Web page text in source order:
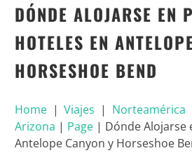
DÓNDE ALOJARSE EN
HOTELES EN
HORSESHOE BEND
Home|Viajes | Norteamérica
Arizona | Page| Dónde Alojarse
Antelope Canyon y Horseshoe